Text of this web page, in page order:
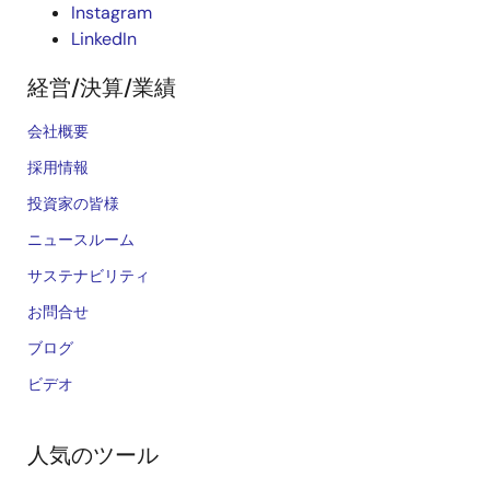
Instagram
LinkedIn
経営/決算/業績
会社概要
採用情報
投資家の皆様
ニュースルーム
サステナビリティ
お問合せ
ブログ
ビデオ
人気のツール